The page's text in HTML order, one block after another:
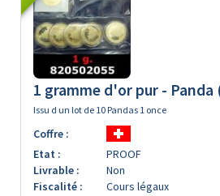
1 gramme d'or pur - Panda
Issu d un lot de 10 Pandas 1 once
Coffre :
Etat :
PROOF
Livrable :
Non
Fiscalité :
Cours légaux